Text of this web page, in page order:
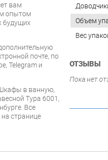
вам
опытом
будущих
почте, по
Telegram и
в ванную,
Тура 6001,
Все
странице
Объем
Вес
ОТЗЫВЫ
Пока нет